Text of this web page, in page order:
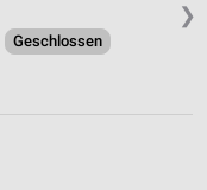
❯
Geschlossen